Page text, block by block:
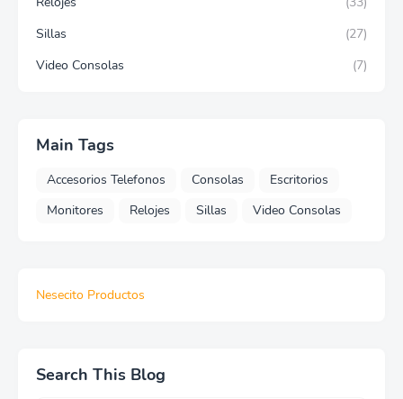
Sillas
(27)
Video Consolas
(7)
Main Tags
Accesorios Telefonos Consolas
Escritorios
Monitores
Relojes Sillas Video Consolas
Nesecito Productos
Search This Blog